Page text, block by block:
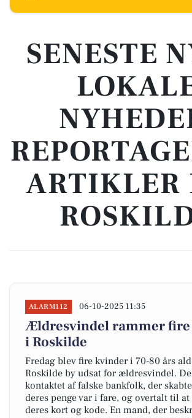
SENESTE
ARTIKLER
ALARM112 06-10-2025 11:35
Ældresvindel rammer
i Roskilde
Fredag blev fire kvinder i 70-80 års
Roskilde by udsat for ældresvindel.
kontaktet af falske bankfolk, der
deres penge var i fare, og overtalt til
deres kort og kode. En mand, der